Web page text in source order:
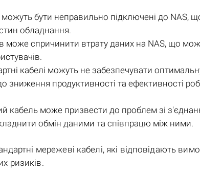
бути неправильно підключені до NAS,
обладнання.
може спричинити втрату даних на NAS, що
кабелі можуть не забезпечувати
зниження продуктивності та ефективності
кабель може призвести до проблем зі
обмін даними та співпрацю між ними.
мережеві кабелі, які відповідають
ризиків.